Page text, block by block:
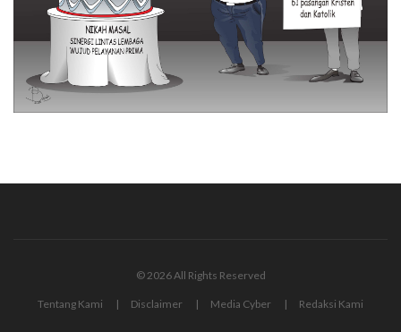
© 2026 All Rights Reserved
Tentang Kami Disclaimer Media Cyber Redaksi Kami